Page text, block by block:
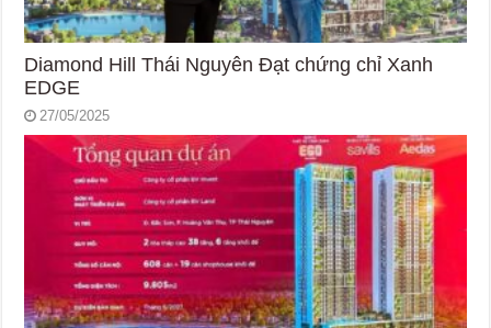
Diamond Hill Thái Nguyên Đạt chứng chỉ Xanh
EDGE
27/05/2025